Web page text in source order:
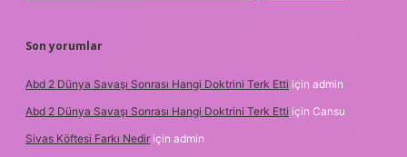
Son yorumlar
Abd 2 Dünya Savaşı Sonrası Hangi Doktrini Terk Etti için admin
Abd 2 Dünya Savaşı Sonrası Hangi Doktrini Terk Etti için Cansu
Sivas Köftesi Farkı Nedir için admin